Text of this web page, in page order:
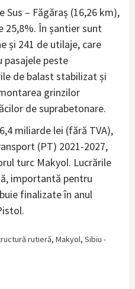
Sus – Făgăraș (16,26 km),
25,8%. În șantier sunt
și 241 de utilaje, care
peste
de balast stabilizat și
grinzilor
de suprabetonare.
miliarde lei (fără TVA),
(PT) 2021-2027,
turc Makyol. Lucrările
importantă pentru
finalizate în anul
rutieră, Makyol, Sibiu -